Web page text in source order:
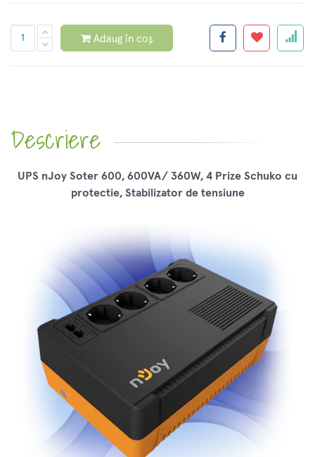
Adaug în coș
Descriere
UPS nJoy Soter 600, 600VA/ 360W, 4 Prize Schuko cu
protectie, Stabilizator de tensiune